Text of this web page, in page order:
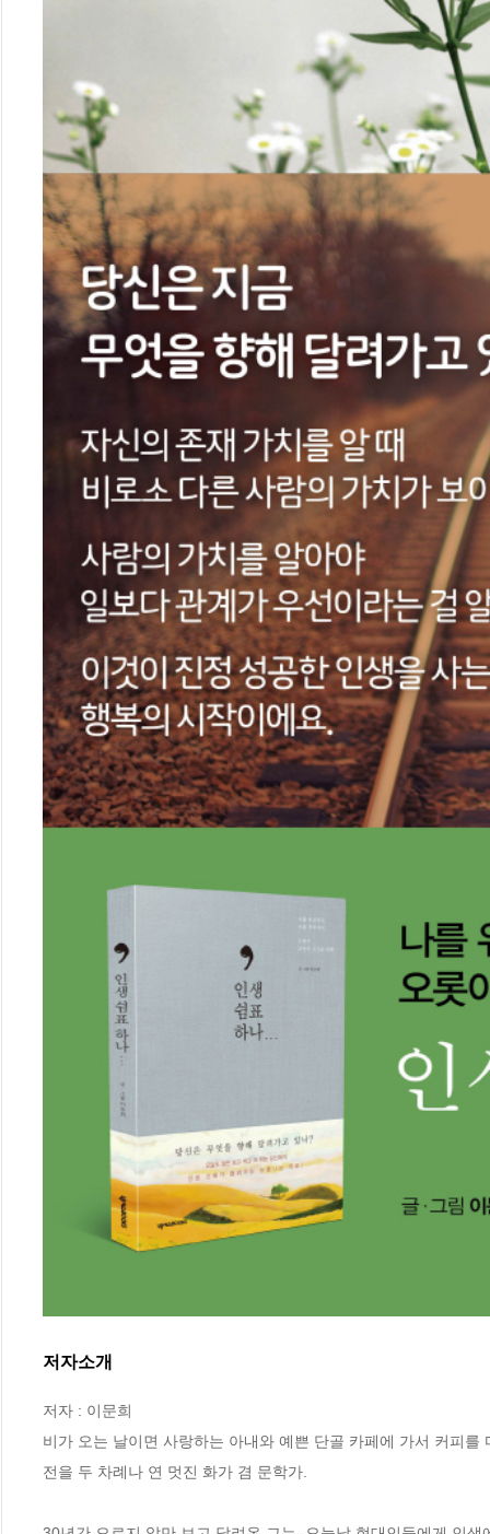
저자소개
저자 : 이문희
비가 오는 날이면 사랑하는 아내와 예쁜 단골 카페에 가서 커피
전을 두 차례나 연 멋진 화가 겸 문학가.